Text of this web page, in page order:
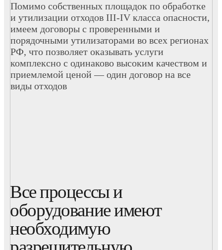
Помимо собственных площадок по обработке
и утилизации отходов III-IV класса опасности,
имеем договоры с проверенными и
порядочными утилизаторами во всех регионах
РФ, что позволяет оказывать услуги
комплексно с одинаково высоким качеством и
приемлемой ценой — один договор на все
виды отходов
Все процессы и
оборудование имеют
необходимую